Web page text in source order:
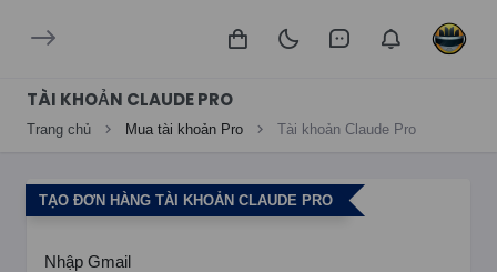
TÀI KHOẢN CLAUDE PRO
Trang chủ Mua tài khoản Pro Tài khoản Claude Pro
TẠO ĐƠN HÀNG TÀI KHOẢN CLAUDE PRO
Nhập Gmail